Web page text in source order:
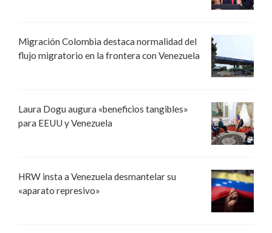
Migración Colombia destaca normalidad del
flujo migratorio en la frontera con Venezuela
Laura Dogu augura «beneficios tangibles»
para EEUU y Venezuela
HRW insta a Venezuela desmantelar su
«aparato represivo»